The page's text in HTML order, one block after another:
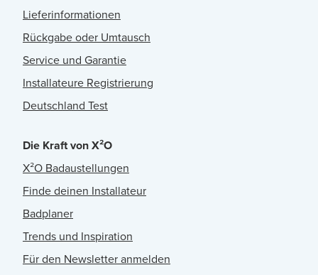
Lieferinformationen
Rückgabe oder Umtausch
Service und Garantie
Installateure Registrierung
Deutschland Test
Die Kraft von X²O
X²O Badaustellungen
Finde deinen Installateur
Badplaner
Trends und Inspiration
Für den Newsletter anmelden